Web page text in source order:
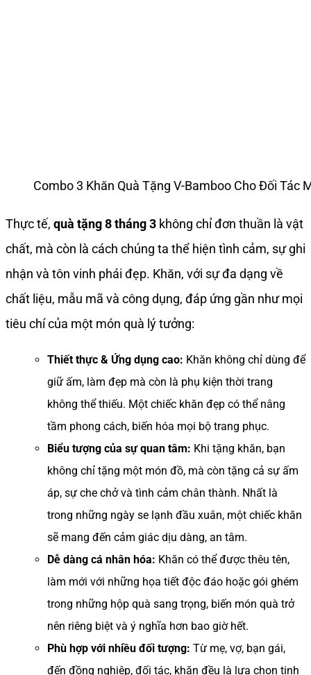
Combo 3 Khăn Quà Tặng V-Bamboo Cho Đối
Thực tế, quà tặng 8 tháng 3 không chỉ đơn thuần là vật
chất, mà còn là cách chúng ta thể hiện tình cảm, sự ghi
nhận và tôn vinh phái đẹp. Khăn, với sự đa dạng về
chất liệu, mẫu mã và công dụng, đáp ứng gần như mọi
tiêu chí của một món quà lý tưởng:
Thiết thực & Ứng dụng cao: Khăn không chỉ dùng để
giữ ấm, làm đẹp mà còn là phụ kiện thời trang
không thể thiếu. Một chiếc khăn đẹp có thể nâng
tầm phong cách, biến hóa mọi bộ trang phục.
Biểu tượng của sự quan tâm: Khi tặng khăn, bạn
không chỉ tặng một món đồ, mà còn tặng cả sự ấm
áp, sự che chở và tình cảm chân thành. Nhất là
trong những ngày se lạnh đầu xuân, một chiếc khăn
sẽ mang đến cảm giác dịu dàng, an tâm.
Dễ dàng cá nhân hóa: Khăn có thể được thêu tên,
làm mới với những họa tiết độc đáo hoặc gói ghém
trong những hộp quà sang trọng, biến món quà trở
nên riêng biệt và ý nghĩa hơn bao giờ hết.
Phù hợp với nhiều đối tượng: Từ mẹ, vợ, bạn gái,
đến đồng nghiệp, đối tác, khăn đều là lựa chọn tinh